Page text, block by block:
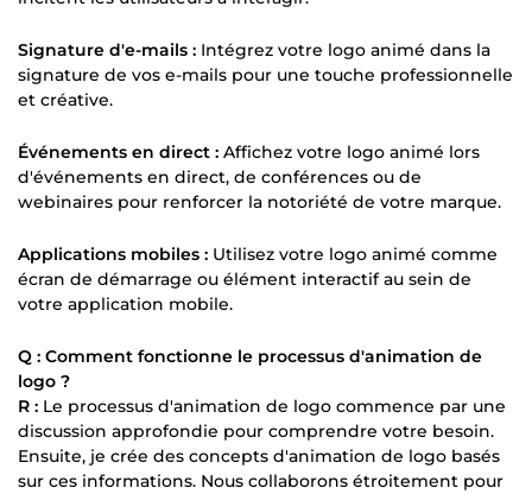
Signature d'e-mails : Intégrez votre logo animé dans la
signature de vos e-mails pour une touche professionnelle
et créative.
Événements en direct : Affichez votre logo animé lors
d'événements en direct, de conférences ou de
webinaires pour renforcer la notoriété de votre marque.
Applications mobiles : Utilisez votre logo animé comme
écran de démarrage ou élément interactif au sein de
votre application mobile.
Q : Comment fonctionne le processus d'animation de
logo ?
R : Le processus d'animation de logo commence par une
discussion approfondie pour comprendre votre besoin.
Ensuite, je crée des concepts d'animation de logo basés
sur ces informations. Nous collaborons étroitement pour